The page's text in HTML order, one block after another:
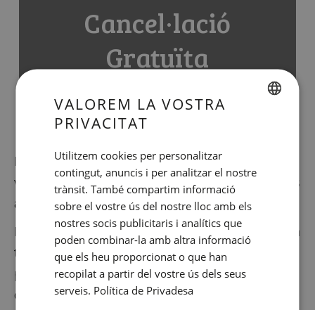
Cancel·lació
Gratuïta
Sense prepagament
Barcelona és història, compres, gastronomia,
vida nocturna, cultura o negoci... Escapeu-vos
a Barcelona!
Reserveu sense preocupacions amb la nostra
tarifa deCancel·lació Gratuïta , ni sense cap
prepagament*. Aquesta tarifa també està
disponible amb l'esmorzar inclòs
CATALAN
FRENCH
ITALIAN
VALOREM LA VOSTRA
PRIVACITAT
Utilitzem cookies per personalitzar
contingut, anuncis i per analitzar el nostre
trànsit. També compartim informació
sobre el vostre ús del nostre lloc amb els
nostres socis publicitaris i analítics que
poden combinar-la amb altra informació
que els heu proporcionat o que han
recopilat a partir del vostre ús dels seus
serveis. Política de Privadesa